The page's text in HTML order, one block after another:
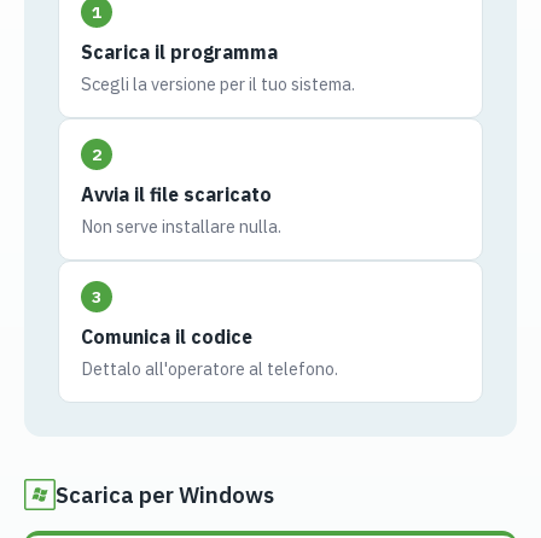
1
Scarica il programma
Scegli la versione per il tuo sistema.
2
Avvia il file scaricato
Non serve installare nulla.
3
Comunica il codice
Dettalo all'operatore al telefono.
Scarica per Windows